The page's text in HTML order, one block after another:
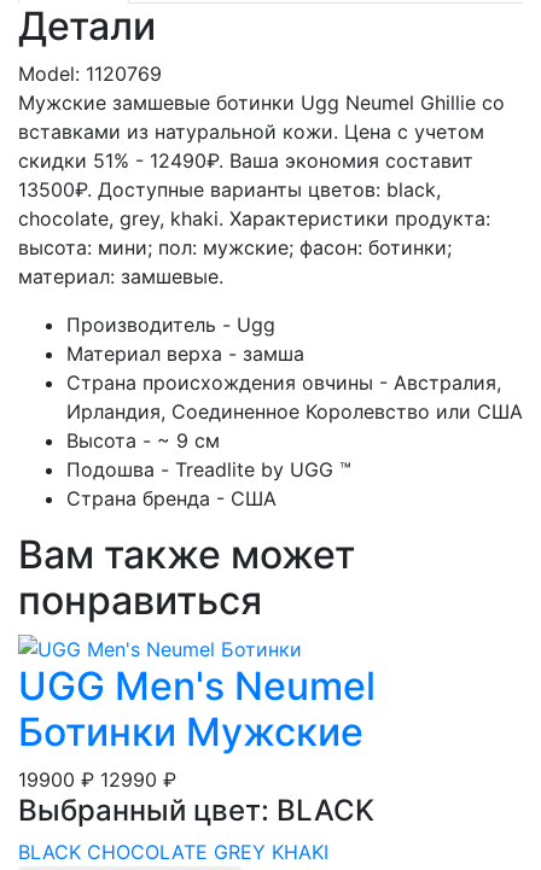
Детали
Model: 1120769
Мужские замшевые ботинки Ugg Neumel Ghillie со
вставками из натуральной кожи. Цена с учетом
скидки 51% - 12490₽. Ваша экономия составит
13500₽. Доступные варианты цветов: black,
chocolate, grey, khaki. Характеристики продукта:
высота: мини; пол: мужские; фасон: ботинки;
материал: замшевые.
Производитель - Ugg
Материал верха - замша
Страна происхождения овчины - Австралия,
Ирландия, Соединенное Королевство или США
Высота - ~ 9 см
Подошва - Treadlite by UGG ™
Страна бренда - США
Вам также может
понравиться
UGG Men's Neumel
Ботинки Мужские
19900 ₽ 12990 ₽
Выбранный цвет: BLACK
BLACK CHOCOLATE GREY KHAKI